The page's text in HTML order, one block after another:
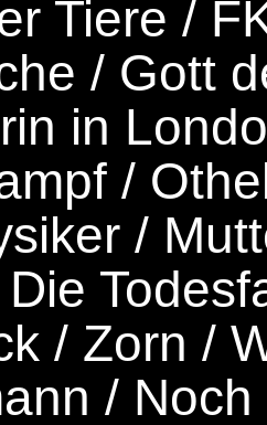
Tiere /
/ Gott
in
/
/
Die
/ Zorn /
/